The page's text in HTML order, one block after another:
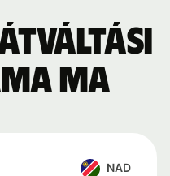
átváltási
ma
NAD